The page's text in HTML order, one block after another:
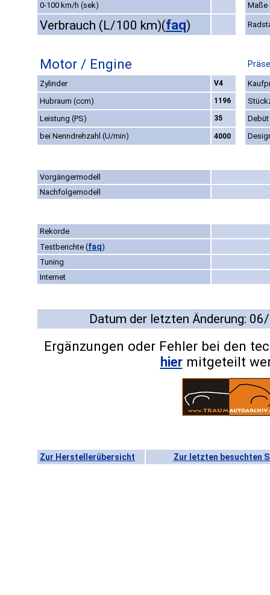
0-100 km/h (sek)
Maße
Verbrauch (L/100 km)(faq)
Motor / Engine
Zylinder V4
Hubraum (ccm)
1196
Leistung (PS)
35
Debüt
bei Nenndrehzahl (U/min)
4000
Vorgängermodell
Nachfolgemodell
Rekorde
Testberichte (faq)
Tuning
Internet
Datum der letzten Änderung:
Ergänzungen oder Fehler bei den
hiermitgeteilt
Zur Herstellerübersicht Zur letzten besuchten